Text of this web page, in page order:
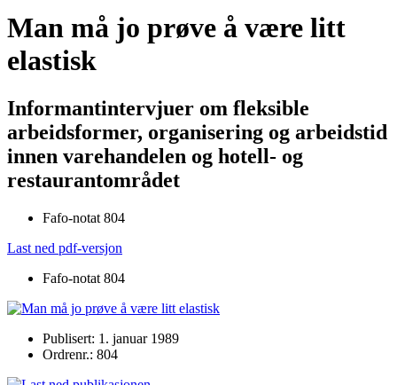
Man må jo prøve å være litt
elastisk
Informantintervjuer om fleksible
arbeidsformer, organisering og arbeidstid
innen varehandelen og hotell- og
restaurantområdet
Fafo-notat 804
Last ned pdf-versjon
Fafo-notat 804
Publisert: 1. januar 1989
Ordrenr.: 804